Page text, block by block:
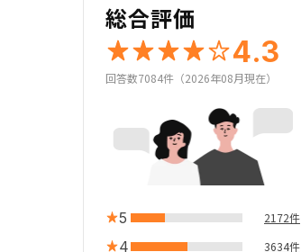
総合評価
4.3
回答数7084件（2026年08月現在）
5 2172件
4 3634件